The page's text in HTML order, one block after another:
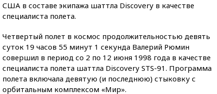
США в составе экипажа шаттла Discovery в качестве
специалиста полета.
Четвертый полет в космос продолжительностью девять
суток 19 часов 55 минут 1 секунда Валерий Рюмин
совершил в период со 2 по 12 июня 1998 года в качестве
специалиста полета шаттла Discovery STS-91. Программа
полета включала девятую (и последнюю) стыковку с
орбитальным комплексом «Мир».